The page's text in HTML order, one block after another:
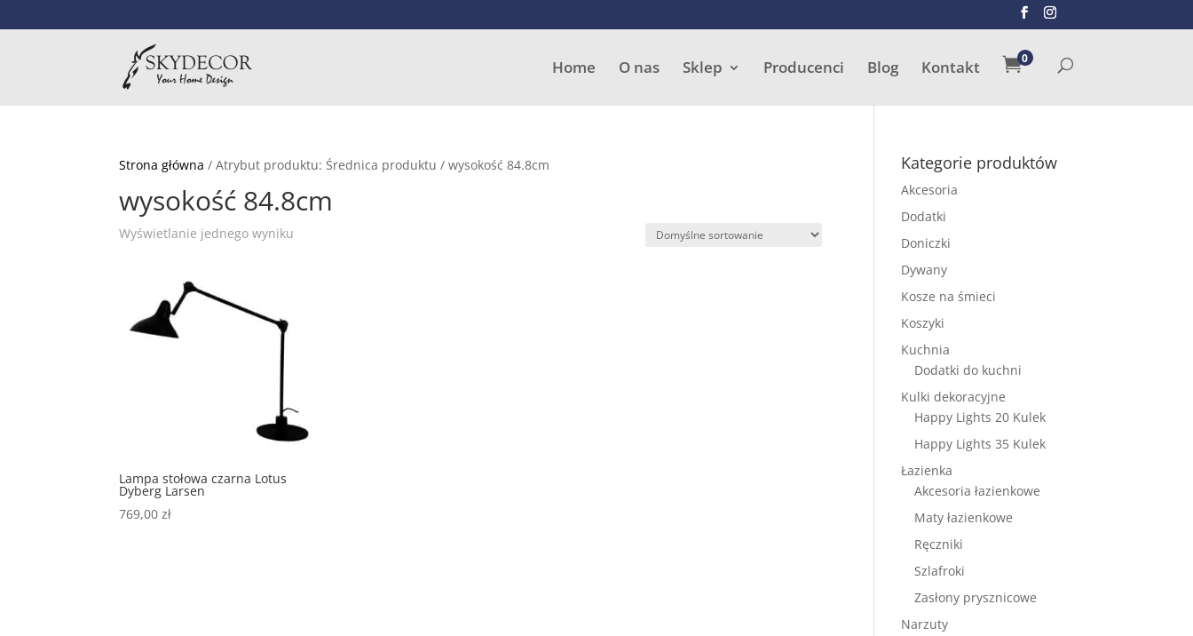
Home O nas Sklep Producenci Blog Kontakt 0
Wyszukiwarka
Strona główna / Atrybut produktu: Średnica produktu / wysokość 84.8cm
wysokość 84.8cm
Wyświetlanie jednego wyniku
Lampa stołowa czarna Lotus
Dyberg Larsen
769,00zł
Kategorie produktów
Akcesoria
Dodatki
Doniczki
Dywany
Kosze na śmieci
Koszyki
Kuchnia
Dodatki do kuchni
Kulki dekoracyjne
Happy Lights 20 Kulek
Happy Lights 35 Kulek
Łazienka
Akcesoria łazienkowe
Maty łazienkowe
Ręczniki
Szlafroki
Zasłony prysznicowe
Narzuty